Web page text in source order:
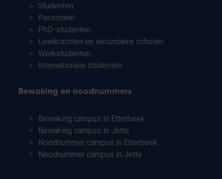
Studenten
Personeel
PhD-studenten
Leerkrachten en secundaire scholen
Werkstudenten
Internationale studenten
Bewaking en noodnummers
Bewaking campus in Etterbeek
Bewaking campus in Jette
Noodnummer campus in Etterbeek
Noodnummer campus in Jette